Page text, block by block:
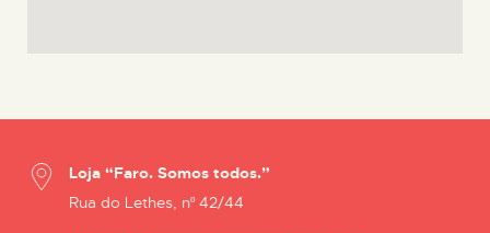
Loja “Faro. Somos todos.”
Rua do Lethes, nº 42/44